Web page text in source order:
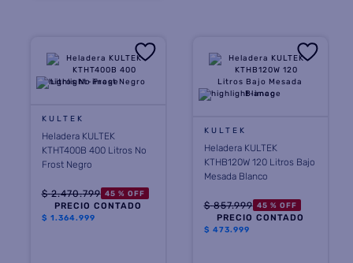
KULTEK
Heladera KULTEK
KTHT400B 400 Litros No
Frost Negro
$ 2.470.799 45 % OFF
PRECIO CONTADO
$ 1.364.999
KULTEK
Heladera KULTEK
KTHB120W 120 Litros Bajo
Mesada Blanco
$ 857.999 45 % OFF
PRECIO CONTADO
$ 473.999